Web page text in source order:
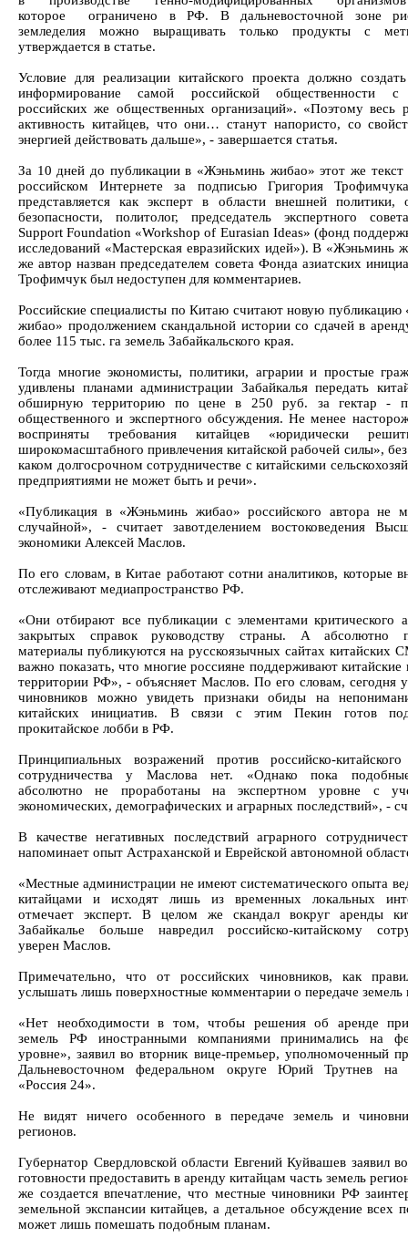
которое ограничено в РФ. В дальневосточной зоне
земледелия можно выращивать только продукты с
утверждается в статье.
Условие для реализации китайского проекта должно
информирование самой российской общественности
российских же общественных организаций». «Поэтому весь
активность китайцев, что они… станут напористо, со
энергией действовать дальше», - завершается статья.
За 10 дней до публикации в «Жэньминь жибао» этот же текст
российском Интернете за подписью Григория
представляется как эксперт в области внешней
безопасности, политолог, председатель экспертного
Support Foundation «Workshop of Eurasian Ideas» (фонд
исследований «Мастерская евразийских идей»). В «Жэньминь
же автор назван председателем совета Фонда азиатских
Трофимчук был недоступен для комментариев.
Российские специалисты по Китаю считают новую
жибао» продолжением скандальной истории со сдачей в
более 115 тыс. га земель Забайкальского края.
Тогда многие экономисты, политики, аграрии и простые
удивлены планами администрации Забайкалья передать
обширную территорию по цене в 250 руб. за гектар -
общественного и экспертного обсуждения. Не менее
восприняты требования китайцев «юридически
широкомасштабного привлечения китайской рабочей силы»,
каком долгосрочном сотрудничестве с китайскими
предприятиями не может быть и речи».
«Публикация в «Жэньминь жибао» российского автора не
случайной», - считает завотделением востоковедения
экономики Алексей Маслов.
По его словам, в Китае работают сотни аналитиков, которые
отслеживают медиапространство РФ.
«Они отбирают все публикации с элементами критического
закрытых справок руководству страны. А абсолютно
материалы публикуются на русскоязычных сайтах китайских
важно показать, что многие россияне поддерживают китайские
территории РФ», - объясняет Маслов. По его словам, сегодня
чиновников можно увидеть признаки обиды на
китайских инициатив. В связи с этим Пекин готов
прокитайское лобби в РФ.
Принципиальных возражений против российско-китайского
сотрудничества у Маслова нет. «Однако пока
абсолютно не проработаны на экспертном уровне с
экономических, демографических и аграрных последствий», -
В качестве негативных последствий аграрного
напоминает опыт Астраханской и Еврейской автономной
«Местные администрации не имеют систематического опыта
китайцами и исходят лишь из временных локальных
отмечает эксперт. В целом же скандал вокруг аренды
Забайкалье больше навредил российско-китайскому
уверен Маслов.
Примечательно, что от российских чиновников, как
услышать лишь поверхностные комментарии о передаче земель
«Нет необходимости в том, чтобы решения об аренде
земель РФ иностранными компаниями принимались на
уровне», заявил во вторник вице-премьер, уполномоченный
Дальневосточном федеральном округе Юрий Трутнев на
«Россия 24».
Не видят ничего особенного в передаче земель и
регионов.
Губернатор Свердловской области Евгений Куйвашев заявил
готовности предоставить в аренду китайцам часть земель
же создается впечатление, что местные чиновники РФ
земельной экспансии китайцев, а детальное обсуждение всех
может лишь помешать подобным планам.